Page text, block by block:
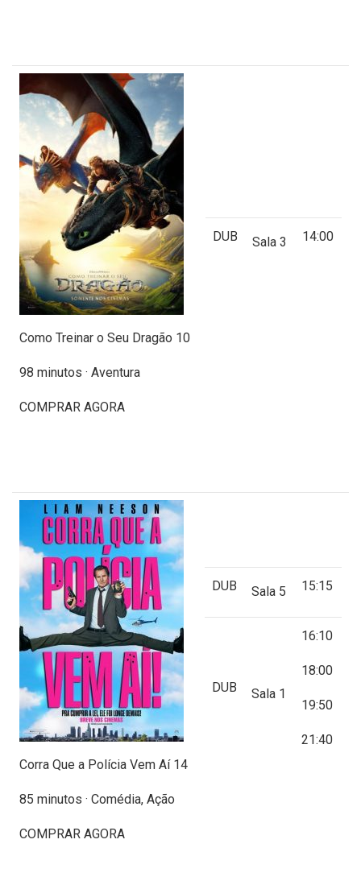
Como Treinar o Seu Dragão 10
98 minutos · Aventura
COMPRAR AGORA
DUB Sala 3 14:00
Corra Que a Polícia Vem Aí 14
85 minutos · Comédia, Ação
COMPRAR AGORA
DUB Sala 5 15:15
DUB Sala 1
16:10
18:00
19:50
21:40